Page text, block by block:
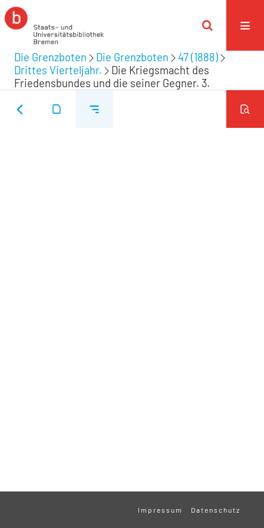
Die Grenzboten Die Grenzboten
47 (1888)
Drittes Vierteljahr.
Die Kriegsmacht des
Friedensbundes und die seiner Gegner. 3.
Impressum Datenschutz